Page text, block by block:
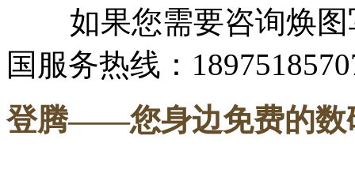
如果您需要咨询焕图
国服务热线：
登腾——您身边免费的数